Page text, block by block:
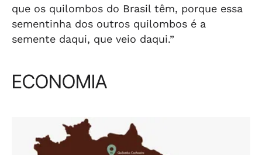
que os quilombos do Brasil têm, porque essa
sementinha dos outros quilombos é a
semente daqui, que veio daqui.”
ECONOMIA